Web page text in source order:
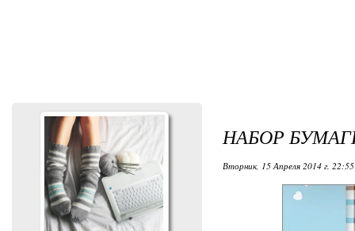
НАБОР
Вторник, 15 Апреля 2014 г. 22:55